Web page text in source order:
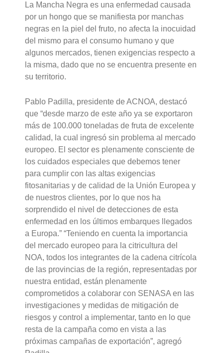
La Mancha Negra es una enfermedad causada
por un hongo que se manifiesta por manchas
negras en la piel del fruto, no afecta la inocuidad
del mismo para el consumo humano y que
algunos mercados, tienen exigencias respecto a
la misma, dado que no se encuentra presente en
su territorio.
Pablo Padilla, presidente de ACNOA, destacó
que “desde marzo de este año ya se exportaron
más de 100.000 toneladas de fruta de excelente
calidad, la cual ingresó sin problema al mercado
europeo. El sector es plenamente consciente de
los cuidados especiales que debemos tener
para cumplir con las altas exigencias
fitosanitarias y de calidad de la Unión Europea y
de nuestros clientes, por lo que nos ha
sorprendido el nivel de detecciones de esta
enfermedad en los últimos embarques llegados
a Europa.” “Teniendo en cuenta la importancia
del mercado europeo para la citricultura del
NOA, todos los integrantes de la cadena citrícola
de las provincias de la región, representadas por
nuestra entidad, están plenamente
comprometidos a colaborar con SENASA en las
investigaciones y medidas de mitigación de
riesgos y control a implementar, tanto en lo que
resta de la campaña como en vista a las
próximas campañas de exportación”, agregó